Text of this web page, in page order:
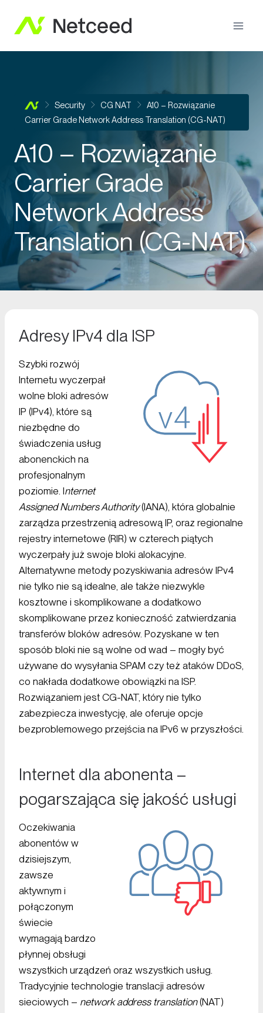
Security CG NAT
A10 – Rozwiązanie
Carrier Grade Network Address Translation (CG-NAT)
A10 – Rozwiązanie
Carrier Grade
Network Address
Translation (CG-NAT)
Adresy IPv4 dla ISP
Szybki rozwój
Internetu wyczerpał
wolne bloki adresów
IP (IPv4), które są
niezbędne do
świadczenia usług
abonenckich na
profesjonalnym
poziomie. Internet
Assigned Numbers Authority(IANA), która globalnie
zarządza przestrzenią adresową IP, oraz regionalne
rejestry internetowe (RIR) w czterech piątych
wyczerpały już swoje bloki alokacyjne.
Alternatywne metody pozyskiwania adresów IPv4
nie tylko nie są idealne, ale także niezwykle
kosztowne i skomplikowane a dodatkowo
skomplikowane przez konieczność zatwierdzania
transferów bloków adresów. Pozyskane w ten
sposób bloki nie są wolne od wad – mogły być
używane do wysyłania SPAM czy też ataków DDoS,
co nakłada dodatkowe obowiązki na ISP.
Rozwiązaniem jest CG-NAT, który nie tylko
zabezpiecza inwestycję, ale oferuje opcje
bezproblemowego przejścia na IPv6 w przyszłości.
Internet dla abonenta –
pogarszająca się jakość usługi
Oczekiwania
abonentów w
dzisiejszym,
zawsze
aktywnym i
połączonym
świecie
wymagają bardzo
płynnej obsługi
wszystkich urządzeń oraz wszystkich usług.
Tradycyjnie technologie translacji adresów
sieciowych – network address translation(NAT)